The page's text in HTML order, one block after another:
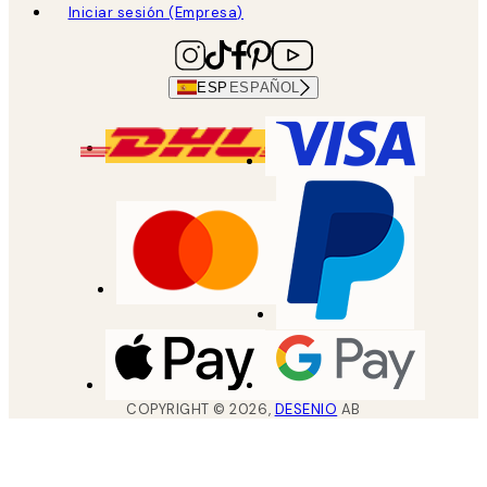
Iniciar sesión (Empresa)
ESP ESPAÑOL
COPYRIGHT ©2026, DESENIO AB